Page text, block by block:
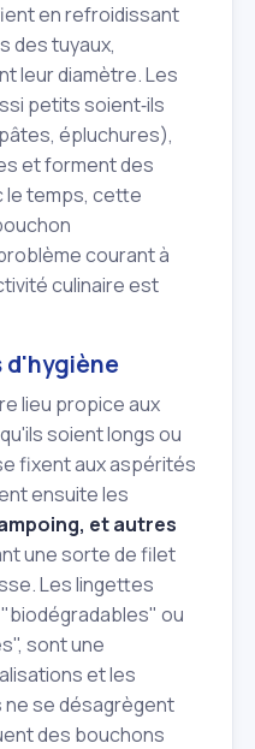
en refroidissant
des tuyaux,
leur diamètre. Les
petits soient‑ils
épluchures),
et forment des
le temps, cette
courant à
culinaire est
d'hygiène
lieu propice aux
soient longs ou
fixent aux aspérités
ensuite les
et autres
une sorte de filet
Les lingettes
ou
sont une
et les
ne se désagrègent
des bouchons